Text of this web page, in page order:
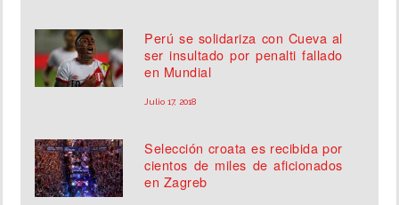
Perú se solidariza con Cueva al
ser insultado por penalti fallado
en Mundial
Julio 17, 2018
Selección croata es recibida por
cientos de miles de aficionados
en Zagreb